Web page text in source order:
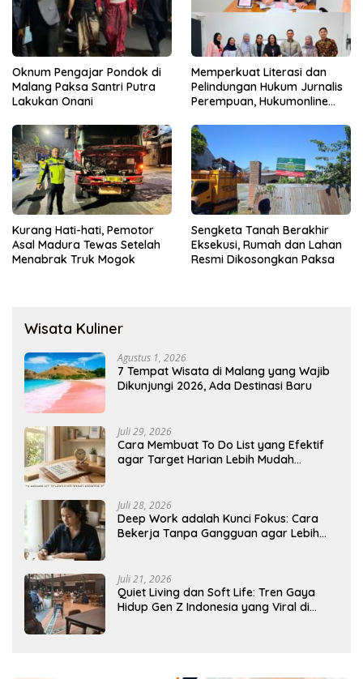
Oknum Pengajar Pondok di
Malang Paksa Santri Putra
Lakukan Onani
Memperkuat Literasi dan
Pelindungan Hukum Jurnalis
Perempuan, Hukumonline
Gratis
Kurang Hati-hati, Pemotor
Asal Madura Tewas Setelah
Menabrak Truk Mogok
Sengketa Tanah Berakhir
Eksekusi, Rumah dan Lahan
Resmi Dikosongkan Paksa
Wisata Kuliner
Agustus 1, 2026
7 Tempat Wisata di Malang yang Wajib
Dikunjungi 2026, Ada Destinasi Baru
Juli 29, 2026
Cara Membuat To Do List yang Efektif
agar Target Harian Lebih Mudah
Juli 28, 2026
Deep Work adalah Kunci Fokus: Cara
Bekerja Tanpa Gangguan agar Lebih
Juli 21, 2026
Quiet Living dan Soft Life: Tren Gaya
Hidup Gen Z Indonesia yang Viral di